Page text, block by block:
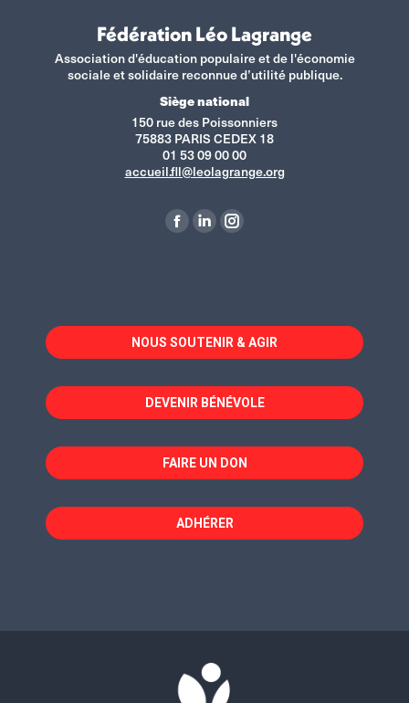
Fédération Léo Lagrange
Association d'éducation populaire et de l'économie
sociale et solidaire reconnue d’utilité publique.
Siège national
150 rue des Poissonniers
75883 PARIS CEDEX 18
01 53 09 00 00
accueil.fll@leolagrange.org
La
dans
une
fenêtre
La
dans
une
fenêtre
La
dans
une
fenêtre
NOUS SOUTENIR & AGIR
DEVENIR BÉNÉVOLE
FAIRE UN DON
ADHÉRER